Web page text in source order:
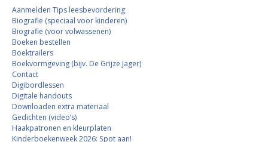
Aanmelden Tips leesbevordering
Biografie (speciaal voor kinderen)
Biografie (voor volwassenen)
Boeken bestellen
Boektrailers
Boekvormgeving (bijv. De Grijze Jager)
Contact
Digibordlessen
Digitale handouts
Downloaden extra materiaal
Gedichten (video’s)
Haakpatronen en kleurplaten
Kinderboekenweek 2026: Spot aan!